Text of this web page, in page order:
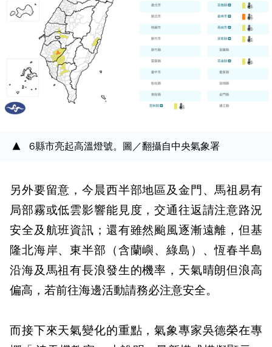
6縣市亮起高溫燈號。圖／翻攝自中央氣象署
另外要留意，今晨西半部地區及金門、馬祖易有
局部霧或低雲影響能見度，交通往返請注意路況
安全及航班資訊；還有雖然颱風逐漸遠離，但基
隆北海岸、東半部（含蘭嶼、綠島）、恆春半島
沿海及馬祖有長浪發生的機率，天氣晴朗但浪高
偏高，若前往海邊活動請務必注意安全。
而接下來天氣變化的重點，氣象專家吳德榮在專